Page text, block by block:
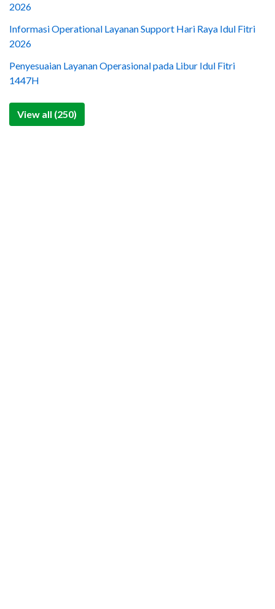
2026
Informasi Operational Layanan Support Hari Raya Idul Fitri
2026
Penyesuaian Layanan Operasional pada Libur Idul Fitri
1447H
View all (250)